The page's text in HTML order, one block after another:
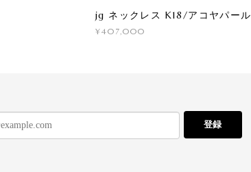
jg ネックレス K18/アコヤパール
¥407,000
登録